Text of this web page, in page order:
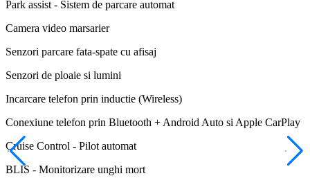
Park assist - Sistem de parcare automat
Camera video marsarier
Senzori parcare fata-spate cu afisaj
Senzori de ploaie si lumini
Incarcare telefon prin inductie (Wireless)
Conexiune telefon prin Bluetooth + Android Auto si Apple CarPlay
Cruise Control - Pilot automat
BLIS - Monitorizare unghi mort